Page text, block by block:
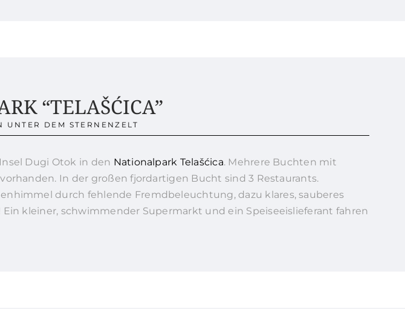
“TELAŠĆICA”
UNTER DEM STERNENZELT
Dugi Otok in den Nationalpark Telašćica. Mehrere Buchten mit
In der großen fjordartigen Bucht sind 3 Restaurants.
durch fehlende Fremdbeleuchtung, dazu klares, sauberes
Ein kleiner, schwimmender Supermarkt und ein Speiseeislieferant fahren